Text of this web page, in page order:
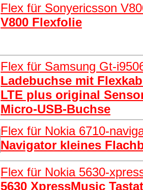
Flex für Sonyericsson
V800 Flexfolie
Flex für Samsung Gt-
Ladebuchse mit
LTE plus original
Micro-USB-Buchse
Flex für Nokia 6710-
Navigator kleines
Flex für Nokia 5630-
5630 XpressMusic